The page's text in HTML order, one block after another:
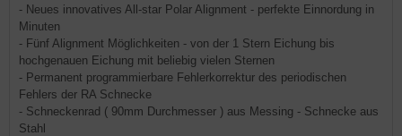
- Neues innovatives All-star Polar Alignment - perfekte Einnordung in
Minuten
- Fünf Alignment Möglichkeiten - von der 1 Stern Eichung bis
hochgenauen Eichung mit beliebig vielen Sternen
- Permanent programmierbare Fehlerkorrektur des periodischen
Fehlers der RA Schnecke
- Schneckenrad ( 90mm Durchmesser ) aus Messing - Schnecke aus
Stahl